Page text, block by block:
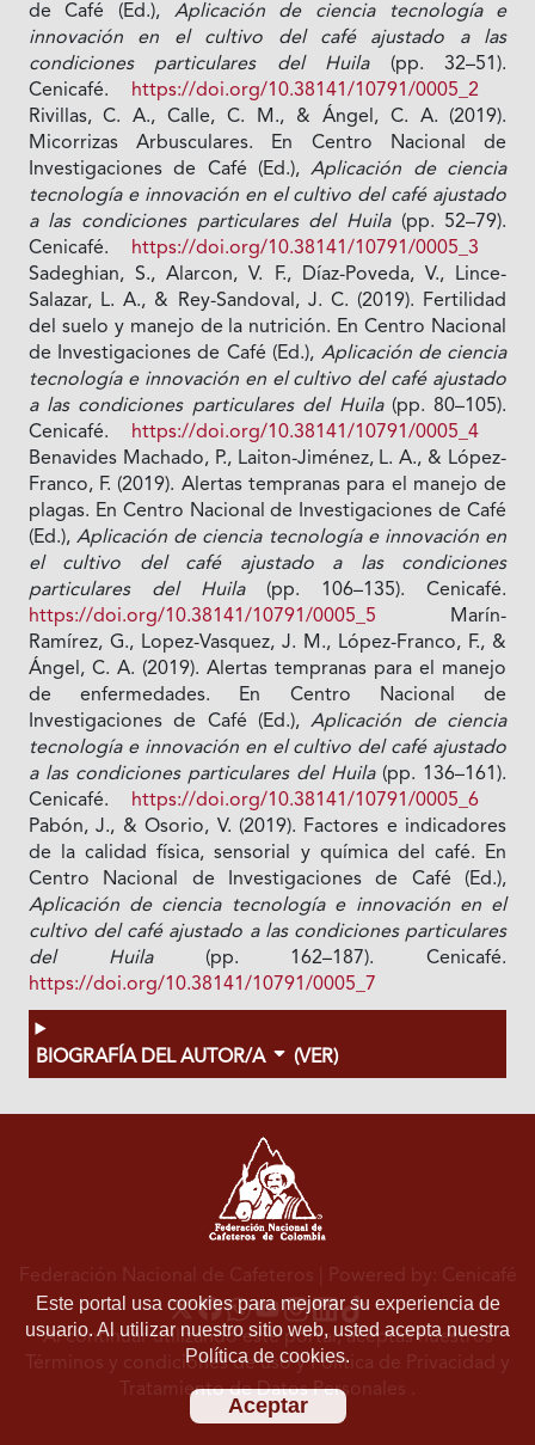
de Café (Ed.), Aplicación de ciencia tecnología e
innovación en el cultivo del café ajustado a las
condiciones particulares del Huila(pp. 32–51).
Cenicafé.
https://doi.org/10.38141/10791/0005_2
Rivillas, C. A., Calle, C. M., & Ángel, C. A. (2019).
Micorrizas Arbusculares. En Centro Nacional de
Investigaciones de Café (Ed.),Aplicación de ciencia
tecnología e innovación en el cultivo del café ajustado
a las condiciones particulares del Huila(pp. 52–79).
Cenicafé.
https://doi.org/10.38141/10791/0005_3
Sadeghian, S., Alarcon, V. F., Díaz-Poveda, V., Lince-
Salazar, L. A., & Rey-Sandoval, J. C. (2019). Fertilidad
del suelo y manejo de la nutrición. En Centro Nacional
de Investigaciones de Café (Ed.), Aplicación de ciencia
tecnología e innovación en el cultivo del café ajustado
a las condiciones particulares del Huila(pp. 80–105).
Cenicafé.
https://doi.org/10.38141/10791/0005_4
Benavides Machado, P., Laiton-Jiménez, L. A., & López-
Franco, F. (2019). Alertas tempranas para el manejo de
plagas. En Centro Nacional de Investigaciones de Café
(Ed.), Aplicación de ciencia tecnología e innovación en
el cultivo del café ajustado a las condiciones
particulares del Huila(pp. 106–135). Cenicafé.
https://doi.org/10.38141/10791/0005_5 Marín-
Ramírez, G., Lopez-Vasquez, J. M., López-Franco, F., &
Ángel, C. A. (2019). Alertas tempranas para el manejo
de enfermedades. En Centro Nacional de
Investigaciones de Café (Ed.),Aplicación de ciencia
tecnología e innovación en el cultivo del café ajustado
a las condiciones particulares del Huila(pp. 136–161).
Cenicafé.
https://doi.org/10.38141/10791/0005_6
Pabón, J., & Osorio, V. (2019). Factores e indicadores
de la calidad física, sensorial y química del café. En
Centro Nacional de Investigaciones de Café (Ed.),
Aplicación de ciencia tecnología e innovación en el
cultivo del café ajustado a las condiciones particulares
del Huila(pp. 162–187). Cenicafé.
https://doi.org/10.38141/10791/0005_7
BIOGRAFÍA DEL AUTOR/A (VER)
Este portal usa cookies para mejorar su experiencia de
usuario. Al utilizar nuestro sitio web, usted acepta nuestra
Política de cookies.
Aceptar
Federación Nacional de Cafeteros | Powered by: Cenicafé
Al continuar utilizando este portal, aceptas nuestros
Términos y condiciones de usoyPolítica de Privacidad y
Tratamiento de Datos Personales